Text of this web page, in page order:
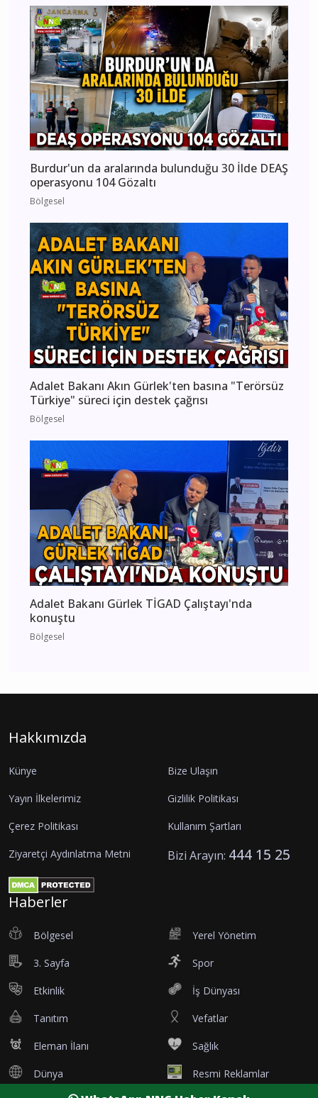
Burdur'un da aralarında bulunduğu 30 İlde DEAŞ
operasyonu 104 Gözaltı
Bölgesel
Adalet Bakanı Akın Gürlek'ten basına "Terörsüz
Türkiye" süreci için destek çağrısı
Bölgesel
Adalet Bakanı Gürlek TİGAD Çalıştayı'nda
konuştu
Bölgesel
Hakkımızda
Künye Bize Ulaşın
Yayın İlkelerimiz Gizlilik Politikası
Çerez Politikası Kullanım Şartları
Ziyaretçi Aydınlatma Metni Bizi Arayın: 444 15 25
Haberler
Bölgesel Yerel Yönetim
3. Sayfa Spor
Etkinlik İş Dünyası
Tanıtım Vefatlar
Eleman İlanı Sağlık
Dünya Resmi Reklamlar